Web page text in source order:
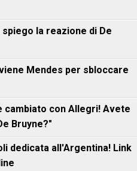
spiego la reazione di De
Mendes per sbloccare
cambiato con Allegri! Avete
Bruyne?"
dedicata all'Argentina! Link